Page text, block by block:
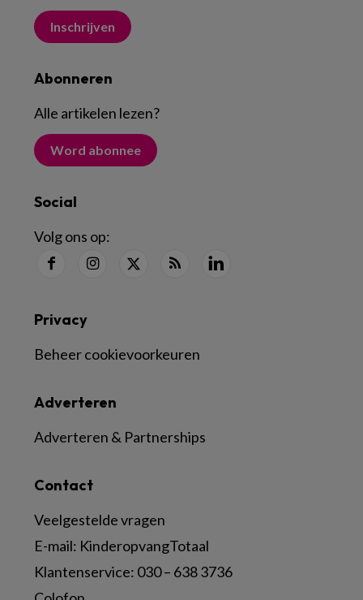
Inschrijven
Abonneren
Alle artikelen lezen?
Word abonnee
Social
Volg ons op:
Contact
Veelgestelde vragen
E-mail: KinderopvangTotaal
Klantenservice: 030 – 638 3736
Adverteren
Adverteren & Partnerships
Privacy
Beheer cookievoorkeuren